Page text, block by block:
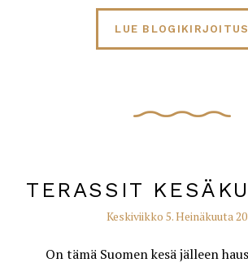
LUE BLOGIKIRJOITUS
TERASSIT
Keskiviikko 5. Heinäkuuta
On tämä Suomen kesä jälleen